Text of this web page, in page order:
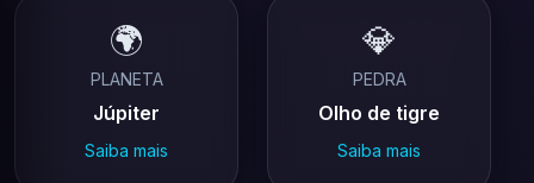
🌍
PLANETA
Júpiter
Saiba mais
💎
PEDRA
Olho de tigre
Saiba mais